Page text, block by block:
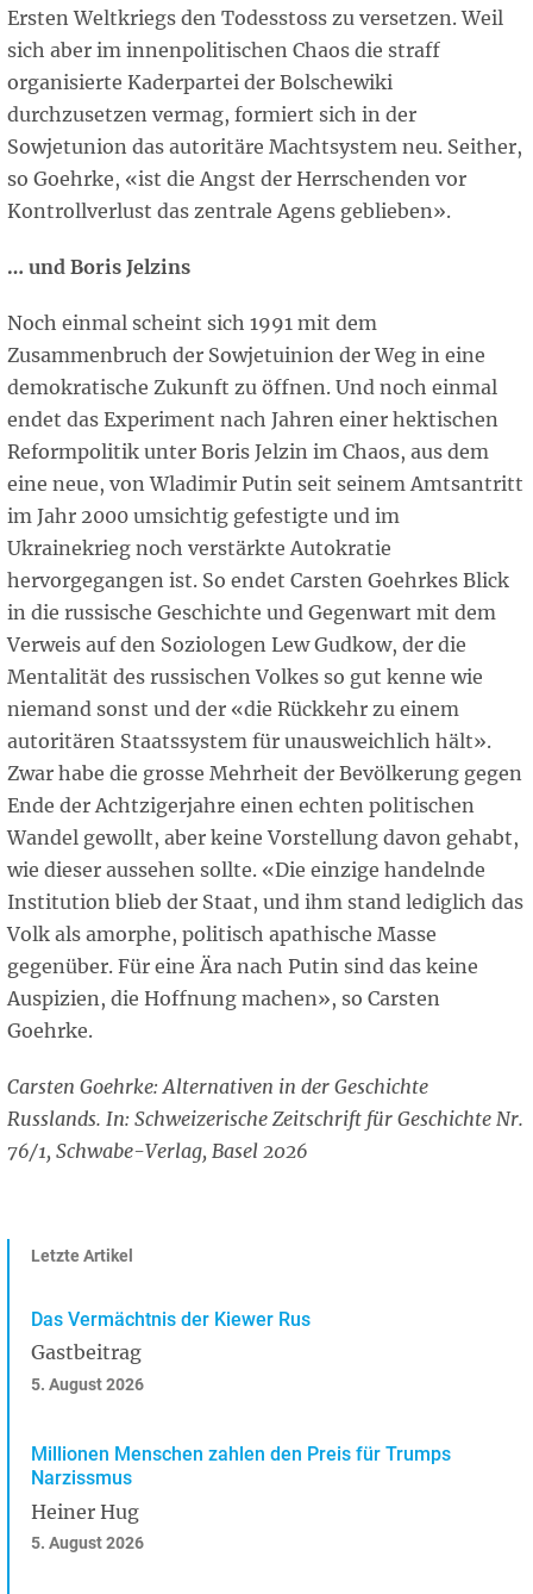
Ersten Weltkriegs den Todesstoss zu versetzen. Weil
sich aber im innenpolitischen Chaos die straff
organisierte Kaderpartei der Bolschewiki
durchzusetzen vermag, formiert sich in der
Sowjetunion das autoritäre Machtsystem neu. Seither,
so Goehrke, «ist die Angst der Herrschenden vor
Kontrollverlust das zentrale Agens geblieben».
… und Boris Jelzins
Noch einmal scheint sich 1991 mit dem
Zusammenbruch der Sowjetuinion der Weg in eine
demokratische Zukunft zu öffnen. Und noch einmal
endet das Experiment nach Jahren einer hektischen
Reformpolitik unter Boris Jelzin im Chaos, aus dem
eine neue, von Wladimir Putin seit seinem Amtsantritt
im Jahr 2000 umsichtig gefestigte und im
Ukrainekrieg noch verstärkte Autokratie
hervorgegangen ist. So endet Carsten Goehrkes Blick
in die russische Geschichte und Gegenwart mit dem
Verweis auf den Soziologen Lew Gudkow, der die
Mentalität des russischen Volkes so gut kenne wie
niemand sonst und der «die Rückkehr zu einem
autoritären Staatssystem für unausweichlich hält».
Zwar habe die grosse Mehrheit der Bevölkerung gegen
Ende der Achtzigerjahre einen echten politischen
Wandel gewollt, aber keine Vorstellung davon gehabt,
wie dieser aussehen sollte. «Die einzige handelnde
Institution blieb der Staat, und ihm stand lediglich das
Volk als amorphe, politisch apathische Masse
gegenüber. Für eine Ära nach Putin sind das keine
Auspizien, die Hoffnung machen», so Carsten
Goehrke.
Carsten Goehrke: Alternativen in der Geschichte
Russlands. In: Schweizerische Zeitschrift für Geschichte Nr.
76/1, Schwabe-Verlag, Basel 2026
Letzte Artikel
Das Vermächtnis der Kiewer Rus
Gastbeitrag
5. August 2026
Millionen Menschen zahlen den Preis für Trumps
Narzissmus
Heiner Hug
5. August 2026